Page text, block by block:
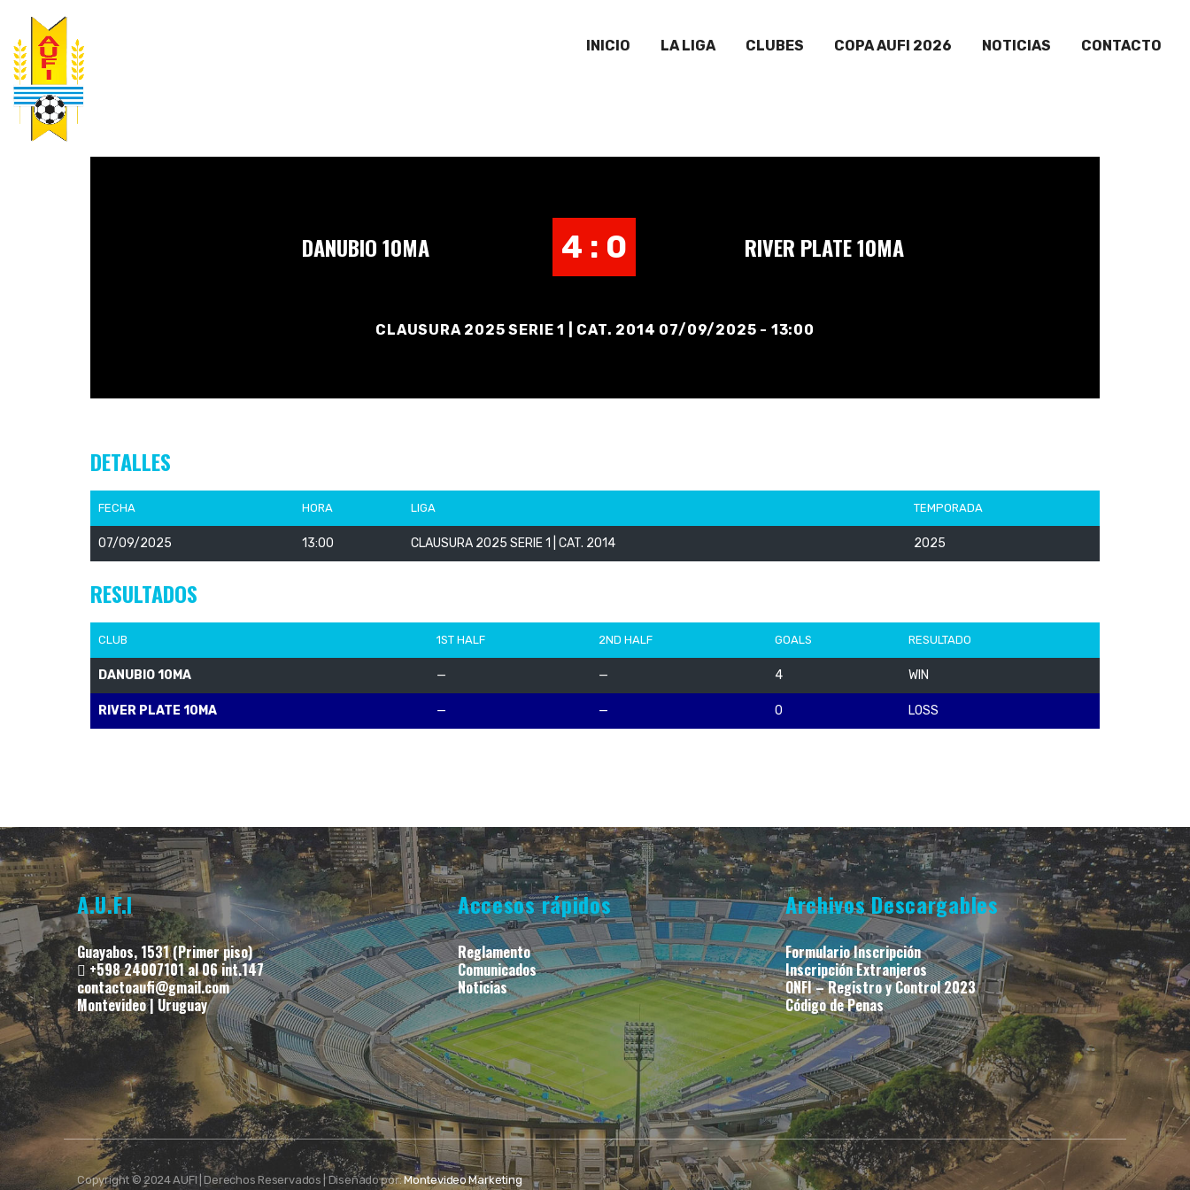
INICIO LA LIGA CLUBES COPA AUFI 2026 NOTICIAS CONTACTO
DANUBIO 10MA 4 : 0 RIVER PLATE 10MA
CLAUSURA 2025 SERIE 1 | CAT. 2014 07/09/2025 - 13:00
DETALLES
FECHA HORA LIGA TEMPORADA
07/09/2025 13:00 CLAUSURA 2025 SERIE 1 | CAT. 2014 2025
RESULTADOS
CLUB 1ST HALF 2ND HALF GOALS RESULTADO
DANUBIO 10MA — — 4 WIN
RIVER PLATE 10MA — — 0 LOSS
A.U.F.I
Guayabos, 1531 (Primer piso)
+598 24007101 al 06 int.147
contactoaufi@gmail.com
Montevideo | Uruguay
Accesos rápidos
Reglamento
Comunicados
Noticias
Archivos Descargables
Formulario Inscripción
Inscripción Extranjeros
ONFI – Registro y Control 2023
Código de Penas
Copyright © 2024 AUFI | Derechos Reservados | Diseñado por:Montevideo Marketing